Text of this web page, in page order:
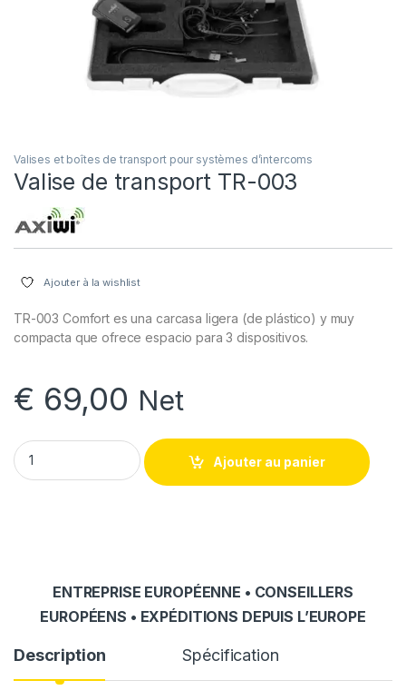
Valises et boîtes de transport pour systèmes d’intercoms
Valise de transport TR-003
Ajouter à la wishlist
TR-003 Comfort es una carcasa ligera (de plástico) y muy
compacta que ofrece espacio para 3 dispositivos.
€ 69,00 Net
Valise de transport TR-003 quantity
Ajouter au panier
ENTREPRISE EUROPÉENNE • CONSEILLERS
EUROPÉENS • EXPÉDITIONS DEPUIS L’EUROPE
Description Spécification